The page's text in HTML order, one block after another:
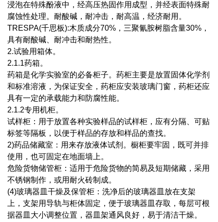
浸泡在特殊酚液中，经高压热固作用成型，并经表面特殊耐
腐蚀性处理。耐酸碱，耐冲击，耐高温，经济耐用。
TRESPA(千思板):木质成分70%，三聚氰胺树脂含量30%，
具有耐酸碱、耐冲击和耐热性。
2.试验用箱体。
2.1.1药箱。
药箱是化学实验室的必备柜子。药柜主要是放置固体化学剂
和标准溶液，为保证安全，药柜应安装玻璃门窗，药柜还应
具有一定的承载能力和防腐性能。
2.1.2专用机柜。
试样柜：用于放置各种实验样品的试样柜，应有分隔、可贴
标签等隔板，以便于样品的存放和样品的查找。
2)药品储藏室：用来存放液体试剂。橱柜要牢固，既可并排
使用，也可固定在地面墙上。
危险货物储管柜：适用于危险货物的简易及短期储藏，采用
不锈钢制作，或用耐火砖制成。
(4)玻璃器皿干燥及保管柜：洗净后的玻璃器皿放在支架
上，支架用导轨与柜体固定，便于玻璃器皿存取，每层可根
据器皿大小调整位置，器皿架通风良好，易于清洁干燥。